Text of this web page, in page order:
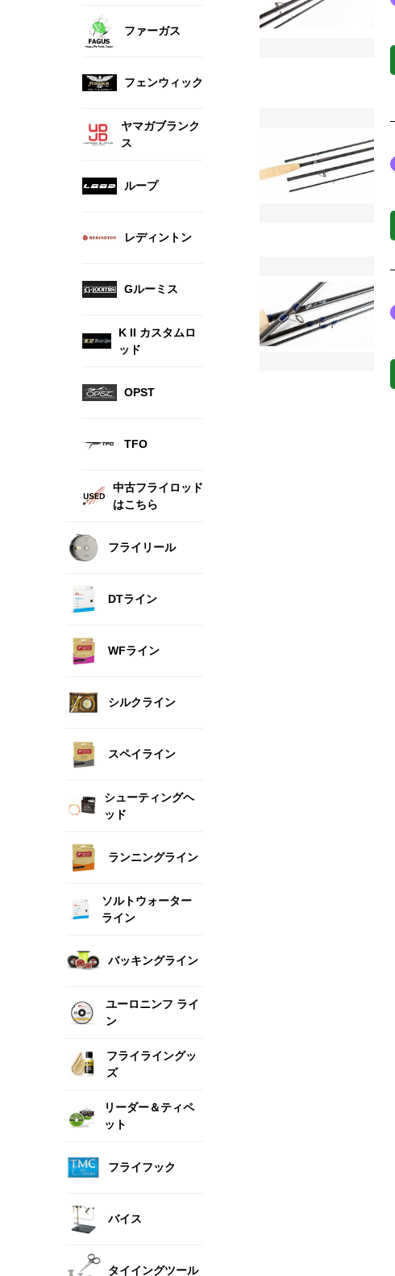
ファーガス
フェンウィック
ヤマガブランク
ス
ループ
レディントン
Gルーミス
K II カスタムロ
ッド
OPST
TFO
中古フライロッド
はこちら
フライリール
DTライン
WFライン
シルクライン
スペイライン
シューティングヘ
ッド
ランニングライン
ソルトウォーター
ライン
バッキングライン
ユーロニンフ ライ
ン
フライライングッ
ズ
リーダー＆ティペ
ット
フライフック
バイス
タイイングツール